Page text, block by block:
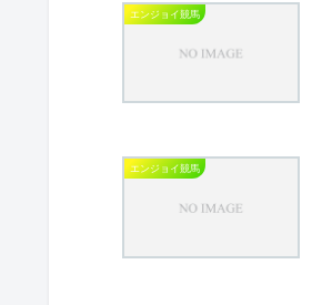
エンジョイ競馬
エンジョイ競馬